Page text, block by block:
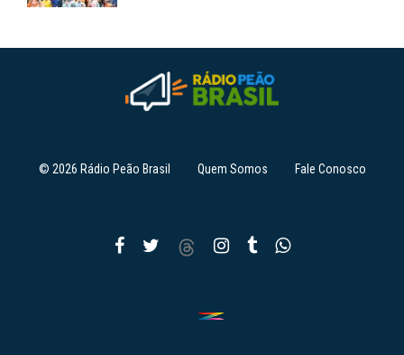
© 2026 Rádio Peão Brasil Quem Somos Fale Conosco